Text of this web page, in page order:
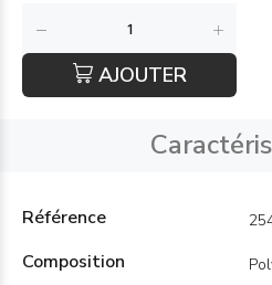
AJOUTER
Référence
Composition